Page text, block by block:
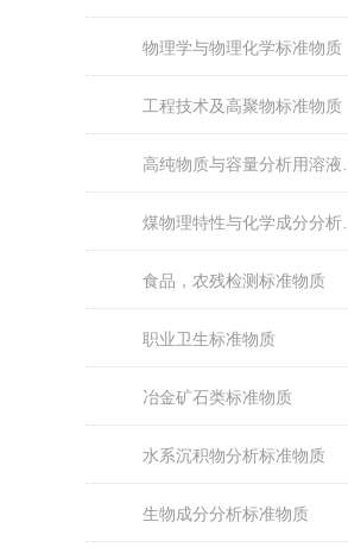
物理学与物理化学标准物质
工程技术及高聚物标准物质
食品，农残检测标准物质
职业卫生标准物质
冶金矿石类标准物质
水系沉积物分析标准物质
生物成分分析标准物质